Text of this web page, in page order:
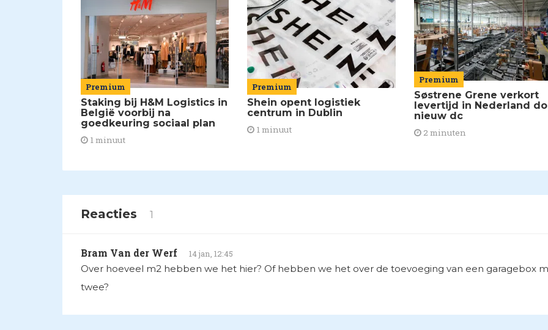
Premium
Staking bij H&M Logistics in
België voorbij na
goedkeuring sociaal plan
1 minuut
Premium
Shein opent logistiek
centrum in Dublin
1 minuut
Premium
Søstrene Grene verkort
levertijd in Nederland
nieuw dc
2 minuten
Reacties 1
Bram Van der Werf 14 jan, 12:45
Over hoeveel m2 hebben we het hier? Of hebben we het over de toevoeging van een garagebox
twee?